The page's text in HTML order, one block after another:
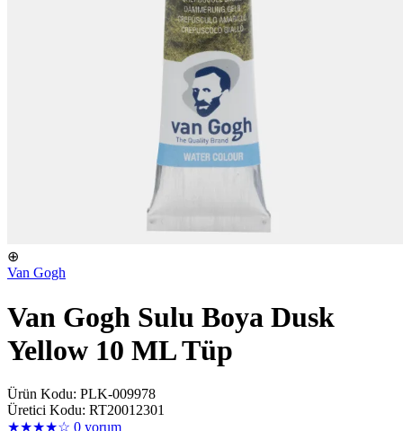
⊕
Van Gogh
Van Gogh Sulu Boya Dusk
Yellow 10 ML Tüp
Ürün Kodu: PLK-009978
Üretici Kodu: RT20012301
★★★★☆ 0 yorum